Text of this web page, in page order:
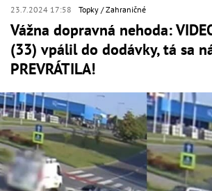
23.7.2024 17:58 Topky Zahraničné
Vážna dopravná nehoda:
(33) vpálil do dodávky, tá sa
PREVRÁTILA!